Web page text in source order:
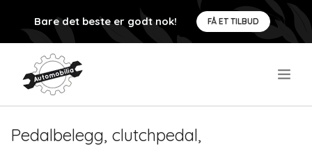
Bare det beste er godt nok! FÅ ET TILBUD
Pedalbelegg, clutchpedal,